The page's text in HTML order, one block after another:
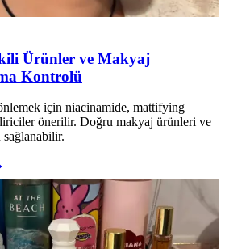
Ürünler ve Makyaj
Kontrolü
için niacinamide, mattifying
önerilir. Doğru makyaj ürünleri ve